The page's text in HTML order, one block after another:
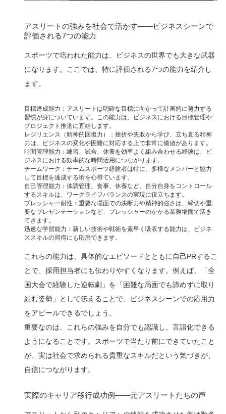
アスリートの強みを社会で活かす——ビジネスシーンで
評価される7つの能力
スポーツで培われた能力は、ビジネスの世界でも大きな武器
になります。ここでは、特に評価される7つの能力を紹介し
ます。
目標達成能力：アスリートは明確な目標に向かって計画的に努力する
習慣が身についています。この能力は、ビジネスにおける目標管理や
プロジェクト推進に直結します。
レジリエンス（精神的回復力）：挫折や失敗から学び、立ち直る精神
力は、ビジネスの変化や困難に対応する上で非常に価値があります。
時間管理能力：練習、試合、休養を効率よく組み合わせる経験は、ビ
ジネスにおける効率的な時間活用につながります。
チームワーク：チームスポーツ経験者は特に、多様なメンバーと協力
して目標を達成する術を心得ています。
自己管理能力：体調管理、食事、休養など、自分自身をコントロール
するスキルは、ワークライフバランスの実現に役立ちます。
プレッシャー耐性：重要な場面での決断力や精神的強さは、締切や重
要なプレゼンテーションなど、プレッシャーのかかる業務場面で活き
てきます。
迅速な学習能力：新しい技術や戦術を素早く吸収する能力は、ビジネ
ススキルの習得にも応用できます。
これらの能力は、具体的なエピソードとともに自己PRするこ
とで、採用担当者にも伝わりやすくなります。例えば、「全
国大会で経験した逆転劇」を「困難な局面でも諦めずに取り
組む姿勢」として伝えることで、ビジネスシーンでの応用力
をアピールできるでしょう。
重要なのは、これらの強みを自分でも認識し、言語化できる
ようになることです。スポーツで当たり前にできていたこと
が、実は社会で求められる貴重なスキルだという気づきが、
自信につながります。
実際のキャリア移行成功例——元アスリートたちの声